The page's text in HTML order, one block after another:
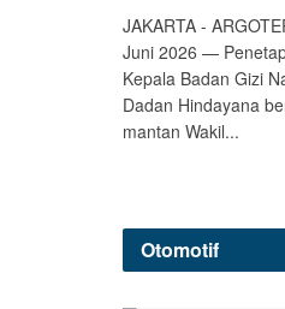
JAKARTA -
Juni 2026 —
Kepala Badan Gizi
Dadan Hindayana
mantan Wakil...
Otomotif